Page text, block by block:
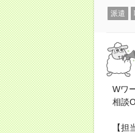
派遣
Wワ
相談
【